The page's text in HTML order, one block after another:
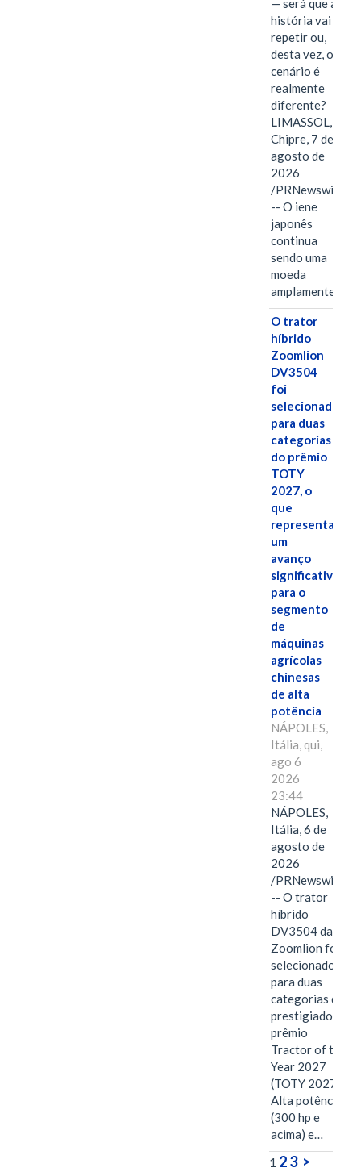
— será que a
história vai se
repetir ou,
desta vez, o
cenário é
realmente
diferente?
LIMASSOL,
Chipre, 7 de
agosto de
2026
/PRNewswire/
-- O iene
japonês
continua
sendo uma
moeda
amplamente…
O trator
híbrido
Zoomlion
DV3504
foi
selecionado
para duas
categorias
do prêmio
TOTY
2027, o
que
representa
um
avanço
significativo
para o
segmento
de
máquinas
agrícolas
chinesas
de alta
potência
NÁPOLES,
Itália, qui,
ago 6
2026
23:44
NÁPOLES,
Itália, 6 de
agosto de
2026
/PRNewswire/
-- O trator
híbrido
DV3504 da
Zoomlion foi
selecionado
para duas
categorias do
prestigiado
prêmio
Tractor of the
Year 2027
(TOTY 2027:
Alta potência
(300 hp e
acima) e…
1 23 >